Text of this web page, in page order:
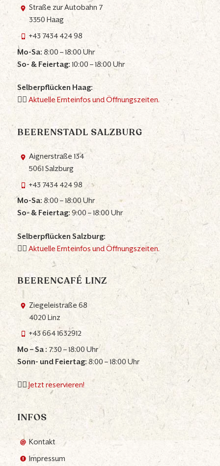
Straße zur Autobahn 7
3350 Haag
+43 7434 424 98
Mo-Sa:8:00 – 18:00 Uhr
So- & Feiertag:10:00 – 18:00 Uhr
Selberpflücken Haag:
👉🏼Aktuelle Ernteinfos und Öffnungszeiten.
BEERENSTADL SALZBURG
Aignerstraße 134
5061 Salzburg
+43 7434 424 98
Mo-Sa:8:00 – 18:00 Uhr
So- & Feiertag:9:00 – 18:00 Uhr
Selberpflücken Salzburg:
👉🏼Aktuelle Ernteinfos und Öffnungszeiten.
BEERENCAFÉ LINZ
Ziegeleistraße 68
4020 Linz
+43 664 1632912
Mo – Sa : 7:30 – 18:00 Uhr
Sonn- und Feiertag:8:00 – 18:00 Uhr
👉🏼Jetzt reservieren!
INFOS
Kontakt
Impressum